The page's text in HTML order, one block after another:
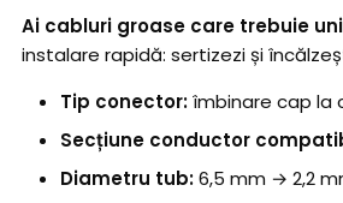
Ai cabluri groase care trebuie
instalare rapidă: sertizezi și
Tip conector:îmbinare cap la
Secțiune conductor
Diametru tub:6,5 mm → 2,2